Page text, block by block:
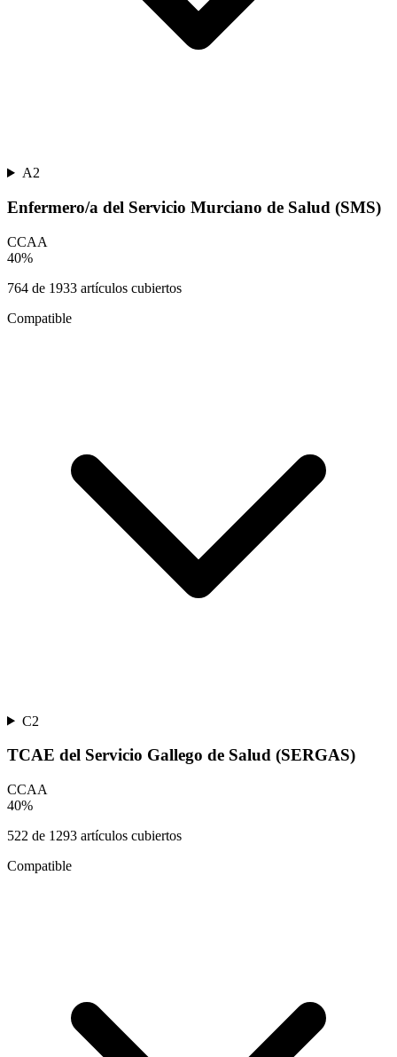
A2
Enfermero/a del Servicio Murciano de Salud (SMS)
CCAA
40%
764 de 1933 artículos cubiertos
Compatible
C2
TCAE del Servicio Gallego de Salud (SERGAS)
CCAA
40%
522 de 1293 artículos cubiertos
Compatible